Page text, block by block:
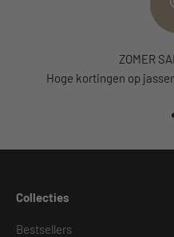
ZOMER
Hoge kortingen op
Collecties
Bestsellers